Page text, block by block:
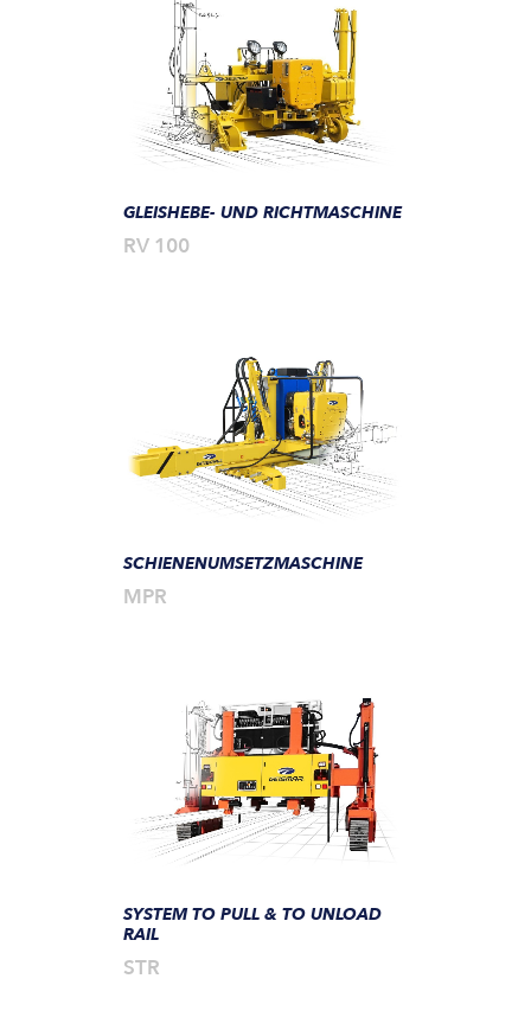
GLEISHEBE- UND RICHTMASCHINE
RV 100
SCHIENENUMSETZMASCHINE
MPR
SYSTEM TO PULL & TO UNLOAD
RAIL
STR